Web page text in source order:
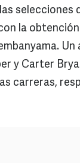
selecciones
la
Un
y Carter
carreras,